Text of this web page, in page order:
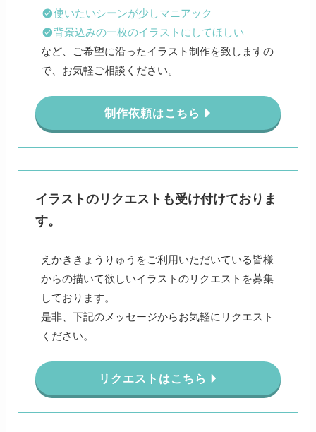
使いたいシーンが少しマニアック
背景込みの一枚のイラストにしてほしい
など、ご希望に沿ったイラスト制作を致しますの
で、お気軽ご相談ください。
制作依頼はこちら
イラストのリクエストも受け付けておりま
す。
えかききょうりゅうをご利用いただいている皆様
からの描いて欲しいイラストのリクエストを募集
しております。
是非、下記のメッセージからお気軽にリクエスト
ください。
リクエストはこちら